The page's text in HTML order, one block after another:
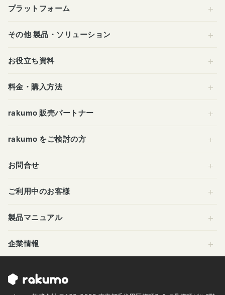
プラットフォーム
その他 製品・ソリューション
お役立ち資料
料金・購入方法
rakumo 販売パートナー
rakumo をご検討の方
お問合せ
ご利用中のお客様
製品マニュアル
企業情報